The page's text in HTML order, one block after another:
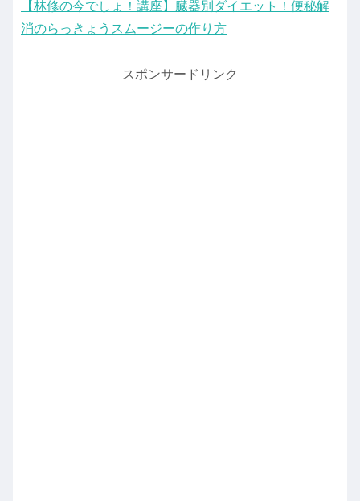
【林修の今でしょ！講座】臓器別ダイエット！便秘解
消のらっきょうスムージーの作り方
スポンサードリンク